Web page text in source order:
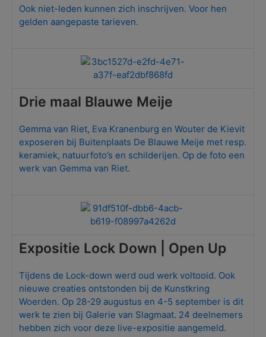
Ook niet-leden kunnen zich inschrijven. Voor hen
gelden aangepaste tarieven.
Drie maal Blauwe Meije
Gemma van Riet, Eva Kranenburg en Wouter de Kievit
exposeren bij Buitenplaats De Blauwe Meije met resp.
keramiek, natuurfoto’s en schilderijen. Op de foto een
werk van Gemma van Riet.
Expositie Lock Down | Open Up
Tijdens de Lock-down werd oud werk voltooid. Ook
nieuwe creaties ontstonden bij de Kunstkring
Woerden. Op 28-29 augustus en 4-5 september is dit
werk te zien bij Galerie van Slagmaat. 24 deelnemers
hebben zich voor deze live-expositie aangemeld.